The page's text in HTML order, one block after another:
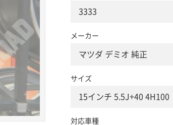
3333
メーカー
マツダ デミオ 純正
サイズ
15インチ 5.5J+40 4H100
対応車種